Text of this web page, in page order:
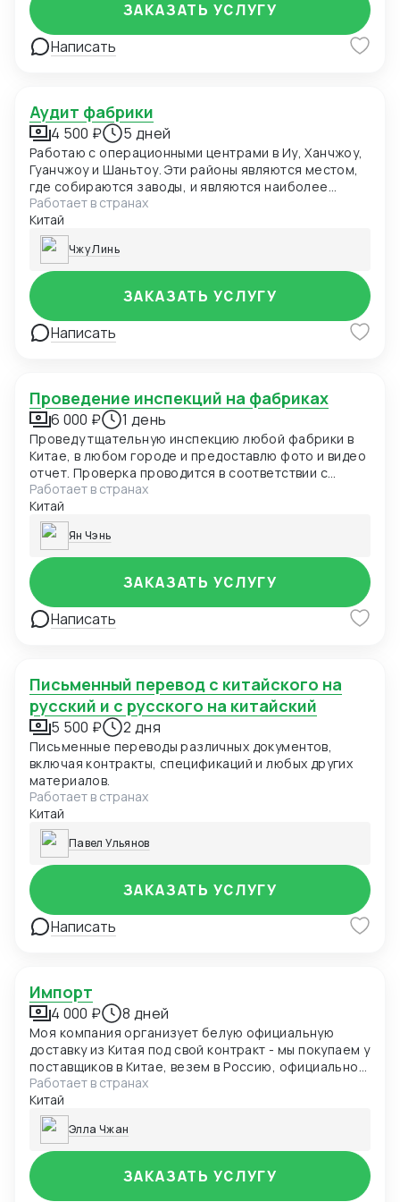
Написать
ЗАКАЗАТЬ УСЛУГУ
Аудит фабрики
4 500 ₽ 5 дней
Работаю с операционными центрами в Иу, Ханчжоу,
Гуанчжоу и Шаньтоу. Эти районы являются местом,
где собираются заводы, и являются наиболее
развитыми городами Китая для торговли и экспорта.
Работает в странах
Китай
Чжу Линь
Написать
ЗАКАЗАТЬ УСЛУГУ
Проведение инспекций на фабриках
6 000 ₽ 1 день
Проведу тщательную инспекцию любой фабрики в
Китае, в любом городе и предоставлю фото и видео
отчет. Проверка проводится в соответствии с
вашим ТЗ.
Работает в странах
Китай
Ян Чэнь
Написать
ЗАКАЗАТЬ УСЛУГУ
Письменный перевод с китайского на
русский и с русского на китайский
5 500 ₽ 2 дня
Письменные переводы различных документов,
включая контракты, спецификаций и любых других
материалов.
Работает в странах
Китай
Павел Ульянов
Написать
ЗАКАЗАТЬ УСЛУГУ
Импорт
4 000 ₽ 8 дней
Моя компания организует белую официальную
доставку из Китая под свой контракт - мы покупаем у
поставщиков в Китае, везем в Россию, официально
растамаживаем, получаем все разрешительные
документы (сертификаты/декларации) - и продаем
вам товар в рублях с НДС внутри России уже
полностью со всеми необходимыми документами.
Если не хотите самостоятельно заниматься
растаможкой - пишите мне.
Работает в странах
Китай
Элла Чжан
ЗАКАЗАТЬ УСЛУГУ